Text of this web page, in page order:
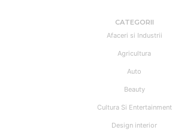
CATEGORII
Afaceri si Industrii
Agricultura
Auto
Beauty
Cultura Si Entertainment
Design interior